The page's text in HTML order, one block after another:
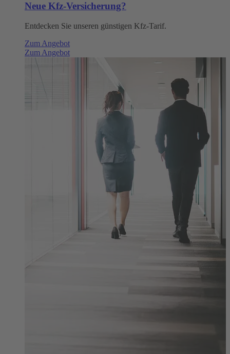
Neue Kfz-Versicherung?
Entdecken Sie unseren günstigen Kfz-Tarif.
Zum Angebot
Zum Angebot